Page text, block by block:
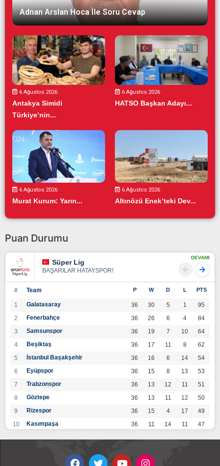
Adnan Arslan Hoca İle Soru Cevap
6 Ağustos 2026
Antakya Simidi
Türkiye’nin...
6 Ağustos 2026
HATSO Başkan Adayı...
6 Ağustos 2026
Murat Kurum: Yarın...
6 Ağustos 2026
Altınözü Enek’teki Dev...
Puan Durumu
Süper Lig
BAŞARILAR HATAYSPOR!
DEVAMI
# Team P W D L PTS
1 Galatasaray 36 30 5 1
95
2
Fenerbahçe 36 26 6 4
84
3
Samsunspor 36 19 7 10
64
4
Beşiktaş 36 17 11 8
62
5
İstanbul Başakşehir 36 16 6 14
54
6
Eyüpspor 36 15 8 13
53
7
Trabzonspor 36 13 12 11
51
8
Göztepe 36 13 11 12
50
9
Rizespor 36 15 4 17
49
10
Kasımpaşa 36 11 14 11
47
36 12